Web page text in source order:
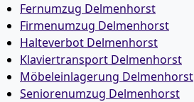
Fernumzug Delmenhorst
Firmenumzug Delmenhorst
Halteverbot Delmenhorst
Klaviertransport Delmenhorst
Möbeleinlagerung Delmenhorst
Seniorenumzug Delmenhorst